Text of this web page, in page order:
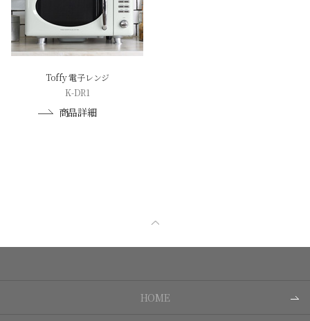
Toffy 電子レンジ
K-DR1
商品詳細
HOME